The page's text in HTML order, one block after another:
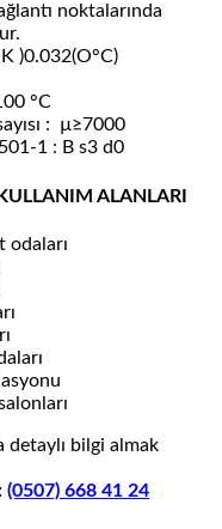
noktalarında
)0.032(O°C)
°C
: µ≥7000
1 : B s3 d0
ALANLARI
odaları
detaylı bilgi almak
(0507) 668 41 24